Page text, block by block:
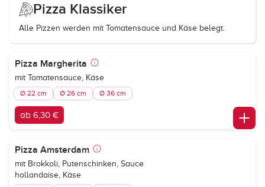
Pizza Klassiker
Alle Pizzen werden mit Tomatensauce und Käse belegt.
Pizza Margherita
mit Tomatensauce, Käse
Ø 22 cm Ø 26 cm Ø 36 cm
ab 6,30 €
Pizza Amsterdam
mit Brokkoli, Putenschinken, Sauce
hollandaise, Käse